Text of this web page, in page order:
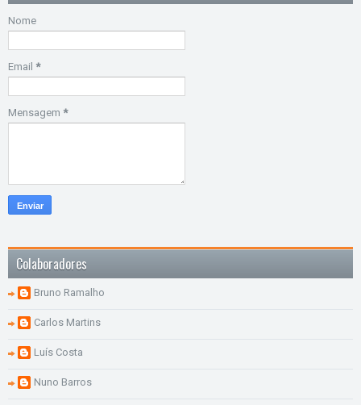
Nome
Email *
Mensagem *
Colaboradores
Bruno Ramalho
Carlos Martins
Luís Costa
Nuno Barros